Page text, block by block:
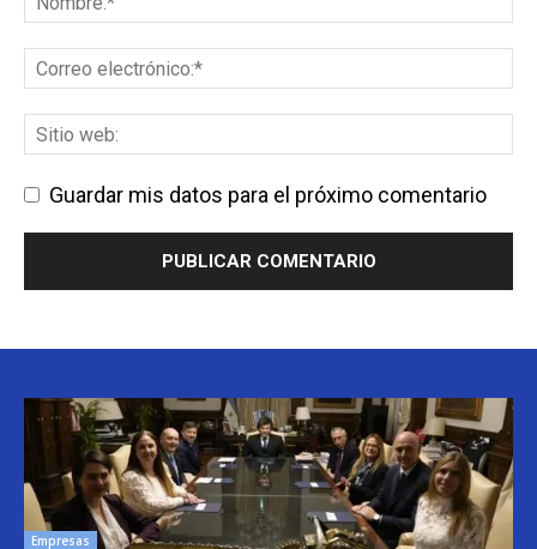
Guardar mis datos para el próximo comentario
Empresas